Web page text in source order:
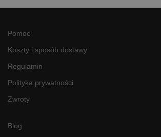
Pomoc
Koszty i sposób dostawy
Regulamin
Polityka prywatności
Zwroty
Blog